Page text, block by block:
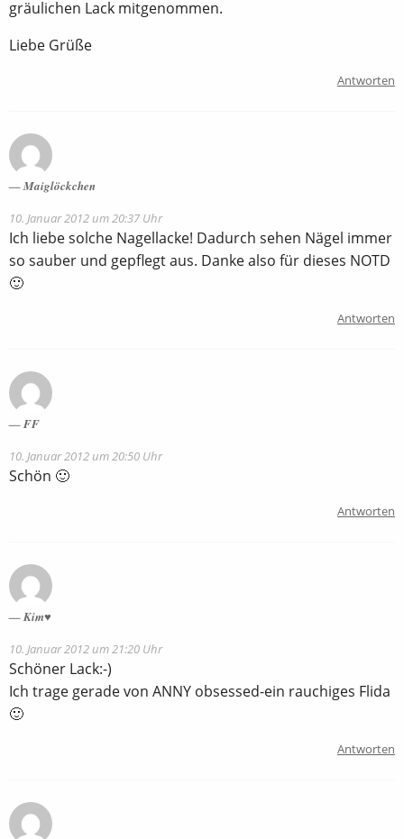
gräulichen Lack mitgenommen.
Liebe Grüße
Antworten
Maiglöckchen
10. Januar 2012 um 20:37 Uhr
Ich liebe solche Nagellacke! Dadurch sehen Nägel immer
so sauber und gepflegt aus. Danke also für dieses NOTD
🙂
Antworten
FF
10. Januar 2012 um 20:50 Uhr
Schön 🙂
Antworten
Kim♥
10. Januar 2012 um 21:20 Uhr
Schöner Lack:-)
Ich trage gerade von ANNY obsessed-ein rauchiges Flida
🙂
Antworten